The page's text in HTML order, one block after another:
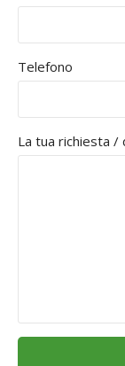
Telefono
La tua richiesta /